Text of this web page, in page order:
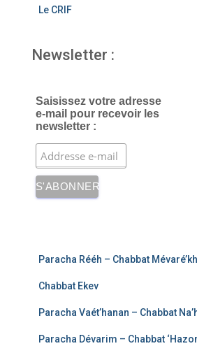
Le CRIF
Newsletter :
Saisissez votre adresse
e-mail pour recevoir les
newsletter :
Paracha Rééh – Chabbat
Chabbat Ekev
Paracha Vaét’hanan – Chabbat
Paracha Dévarim – Chabbat